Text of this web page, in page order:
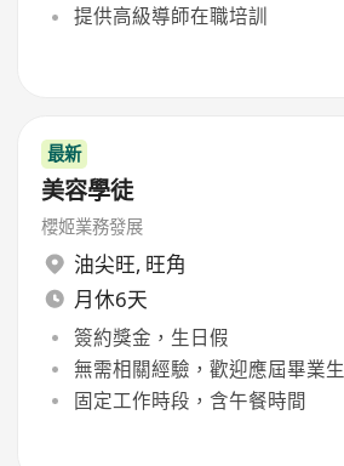
提供高級導師在職培訓
最新
美容學徒
櫻姬業務發展
油尖旺, 旺角
月休6天
簽約獎金，生日假
無需相關經驗，歡迎應屆畢業生
固定工作時段，含午餐時間